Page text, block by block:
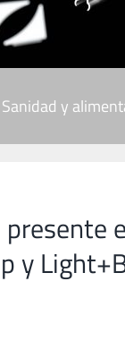
Sanidad y
y